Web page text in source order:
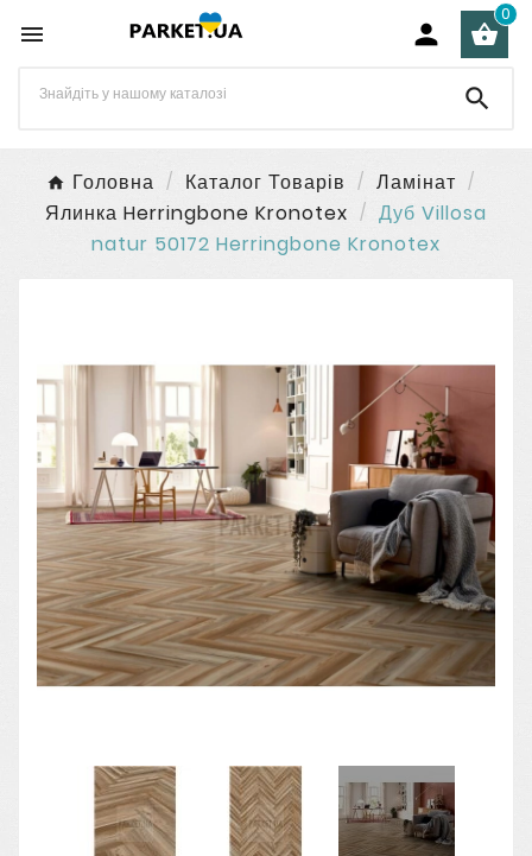
  
0

Головна Каталог Товарів
Ламінат
Ялинка Herringbone Kronotex
Дуб Villosa
natur 50172 Herringbone Kronotex